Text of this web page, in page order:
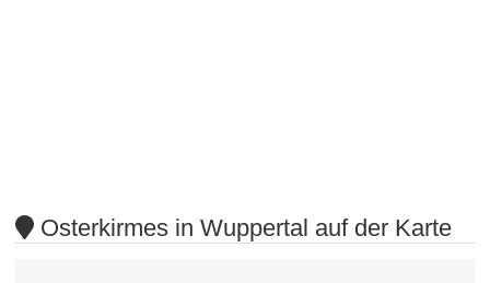
Osterkirmes in Wuppertal auf der Karte